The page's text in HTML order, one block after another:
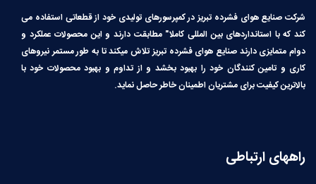
شرکت صنایع هوای فشرده تبریز در کمپرسورهای تولیدی خود از قطعاتی استفاده می
کند که با استانداردهای بین المللی کاملا″ مطابقت دارند و این محصولات عملکرد و
دوام متمایزی دارند صنایع هوای فشرده تبریز تلاش میکند تا به طور مستمر نیروهای
کاری و تامین کنندگان خود را بهبود بخشد و از تداوم و بهبود محصولات خود با
بالاترین کیفیت برای مشتریان اطمینان خاطر حاصل نماید.
راههای ارتباطی